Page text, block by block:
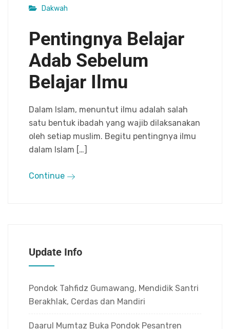
Dakwah
Pentingnya Belajar
Adab Sebelum
Belajar Ilmu
Dalam Islam, menuntut ilmu adalah salah
satu bentuk ibadah yang wajib dilaksanakan
oleh setiap muslim. Begitu pentingnya ilmu
dalam Islam […]
Continue
Update Info
Pondok Tahfidz Gumawang, Mendidik Santri
Berakhlak, Cerdas dan Mandiri
Daarul Mumtaz Buka Pondok Pesantren